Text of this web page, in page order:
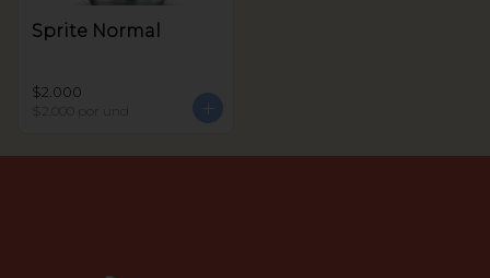
Sprite Normal
$2.000
$2.000 por und